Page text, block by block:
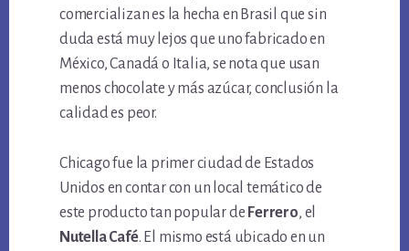
comercializan es la hecha en Brasil que sin
duda está muy lejos que uno fabricado en
México, Canadá o Italia, se nota que usan
menos chocolate y más azúcar, conclusión la
calidad es peor.
Chicago fue la primer ciudad de Estados
Unidos en contar con un local temático de
este producto tan popular de Ferrero, el
Nutella Café. El mismo está ubicado en un